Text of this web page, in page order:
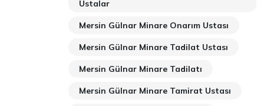
Ustalar
Mersin Gülnar Minare Onarım Ustası
Mersin Gülnar Minare Tadilat Ustası
Mersin Gülnar Minare Tadilatı
Mersin Gülnar Minare Tamirat Ustası